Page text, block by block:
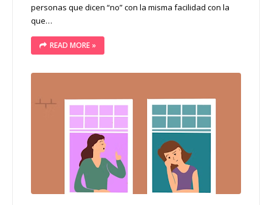
personas que dicen “no” con la misma facilidad con la
que…
READ MORE »